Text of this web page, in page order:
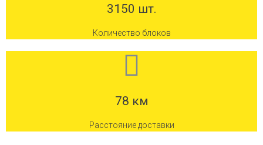
3150 шт.
Количество блоков
78 км
Расстояние доставки